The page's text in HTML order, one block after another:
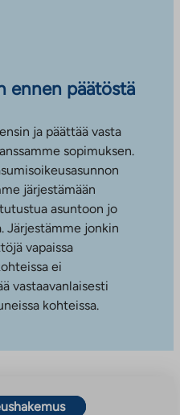
ennen päätöstä
ja päättää vasta
sopimuksen.
järjestämään
asuntoon jo
Järjestämme jonkin
vapaissa
ei
vastaavanlaisesti
kohteissa.